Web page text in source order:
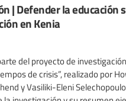
| Defender la
en Kenia
del proyecto de
de crisis”, realizado por
y Vasiliki-Eleni